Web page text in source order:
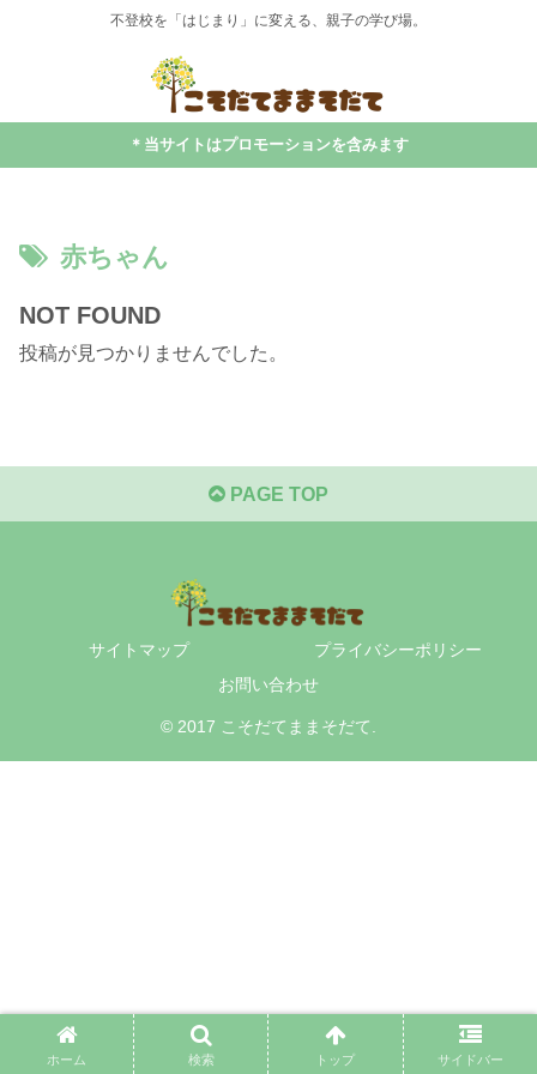
不登校を「はじまり」に変える、親子の学び場。
＊当サイトはプロモーションを含みます
赤ちゃん
NOT FOUND
投稿が見つかりませんでした。
PAGE TOP
サイトマップ
プライバシーポリシー
お問い合わせ
© 2017 こそだてままそだて.
ホーム 検索 トップ サイドバー